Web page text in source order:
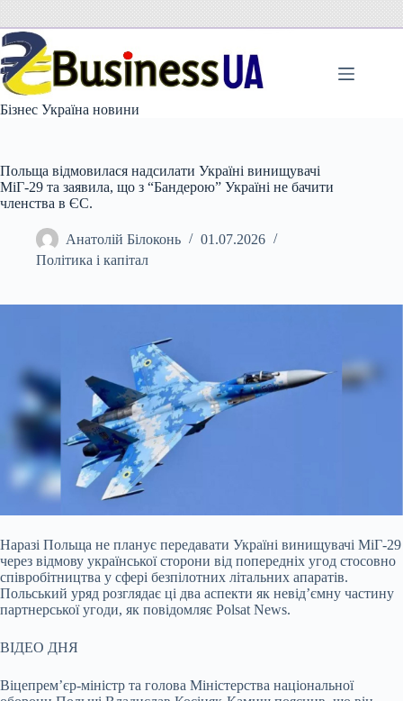
вмісту
Бізнес Україна новини
Польща відмовилася надсилати Україні винищувачі
МіГ-29 та заявила, що з “Бандерою” Україні не бачити
членства в ЄС.
Анатолій Білоконь
01.07.2026
Політика і капітал
Наразі Польща не планує передавати Україні винищувачі МіГ-29
через відмову української сторони від попередніх угод стосовно
співробітництва у сфері безпілотних літальних апаратів.
Польський уряд розглядає ці два аспекти як невід’ємну частину
партнерської угоди, як повідомляє Polsat News.
ВІДЕО ДНЯ
Віцепрем’єр-міністр та голова Міністерства національної